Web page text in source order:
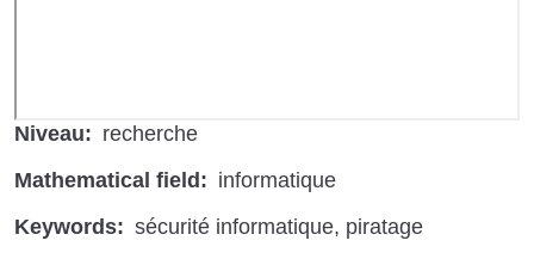
Niveau
recherche
Mathematical field
informatique
Keywords
sécurité informatique piratage